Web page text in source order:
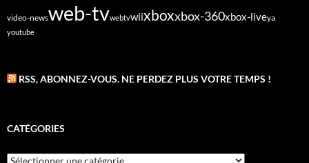
video-newsweb-tvwebtvwiixboxxbox-360xbox-liveya
youtube
RSS, ABONNEZ-VOUS. NE PERDEZ PLUS VOTRE TEMPS !
CATÉGORIES
Catégories